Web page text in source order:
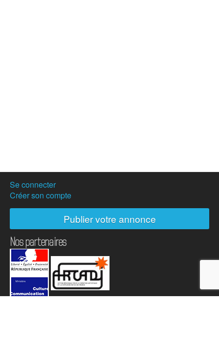
Se connecter
Créer son compte
Publier votre annonce
Nos partenaires